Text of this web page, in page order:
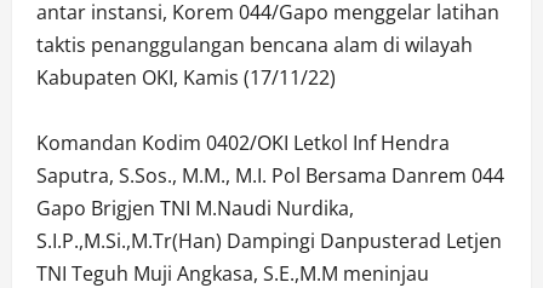
antar instansi, Korem 044/Gapo menggelar latihan
taktis penanggulangan bencana alam di wilayah
Kabupaten OKI, Kamis (17/11/22)
Komandan Kodim 0402/OKI Letkol Inf Hendra
Saputra, S.Sos., M.M., M.I. Pol Bersama Danrem 044
Gapo Brigjen TNI M.Naudi Nurdika,
S.I.P.,M.Si.,M.Tr(Han) Dampingi Danpusterad Letjen
TNI Teguh Muji Angkasa, S.E.,M.M meninjau